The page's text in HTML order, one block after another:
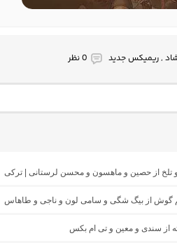
, ریمیکس جدید 0 نظر
و تلخ از حصین و ماهسون و محسن لرستانی | ترکی
گوش از بیگ شگی و سامی لون و ناجی و طاهاس
از سندی و معین و تی ام بکس